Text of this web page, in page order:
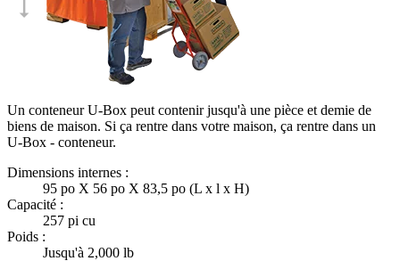
Un conteneur U-Box peut contenir jusqu'à une pièce et demie de
biens de maison. Si ça rentre dans votre maison, ça rentre dans un
U-Box - conteneur.
Dimensions internes :
95 po X 56 po X 83,5 po (L x l x H)
Capacité :
257 pi cu
Poids :
Jusqu'à 2,000 lb